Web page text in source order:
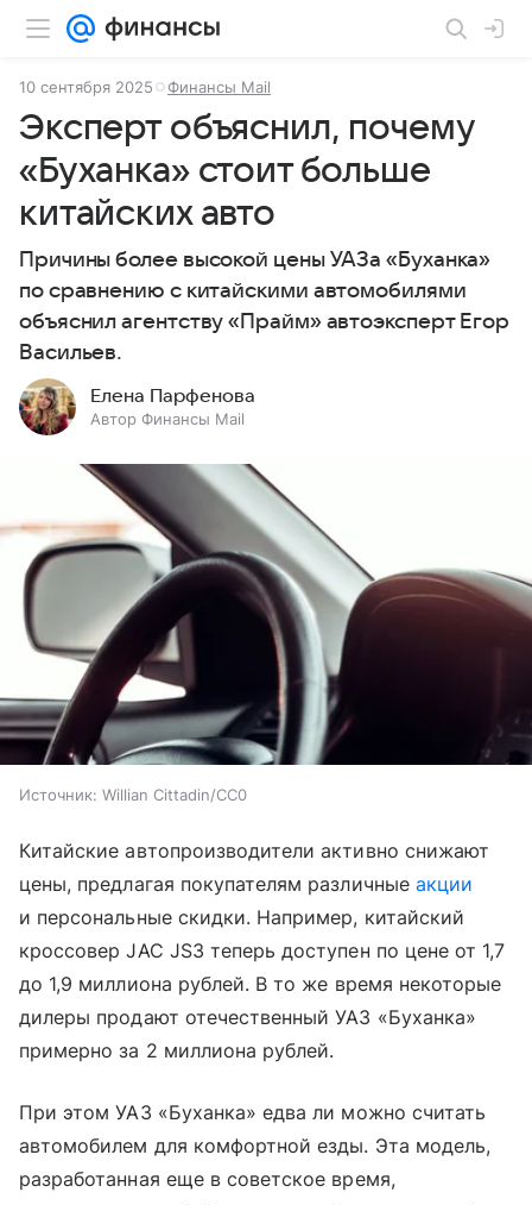
10 сентября 2025 Финансы Mail
Эксперт объяснил, почему
«Буханка» стоит больше
китайских авто
Причины более высокой цены УАЗа «Буханка»
по сравнению с китайскими автомобилями
объяснил агентству «Прайм» автоэксперт Егор
Васильев.
Елена Парфенова
Автор Финансы Mail
Источник: Willian Cittadin/CC0
Китайские автопроизводители активно снижают
цены, предлагая покупателям различные акции
и персональные скидки. Например, китайский
кроссовер JAC JS3 теперь доступен по цене от 1,7
до 1,9 миллиона рублей. В то же время некоторые
дилеры продают отечественный УАЗ «Буханка»
примерно за 2 миллиона рублей.
При этом УАЗ «Буханка» едва ли можно считать
автомобилем для комфортной езды. Эта модель,
разработанная еще в советское время,